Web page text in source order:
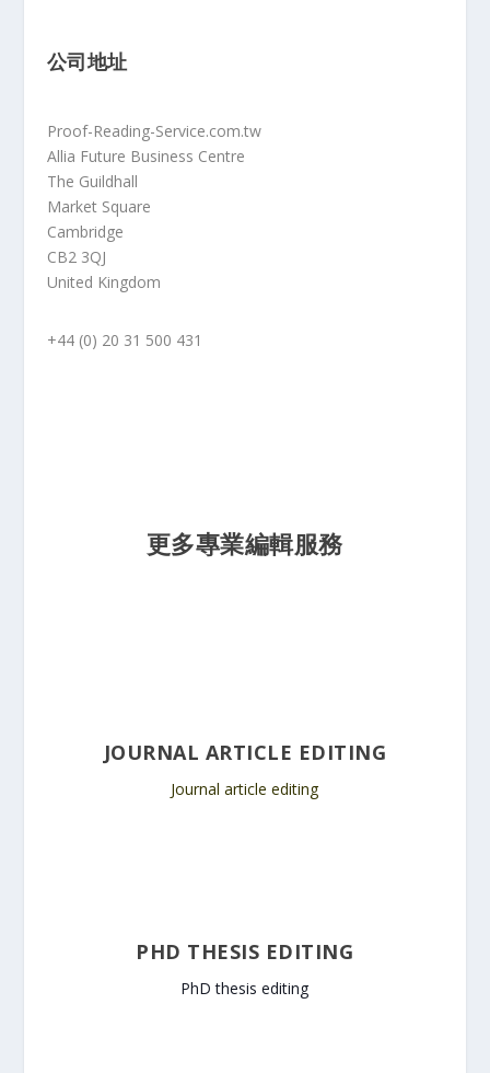
公司地址
Proof-Reading-Service.com.tw
Allia Future Business Centre
The Guildhall
Market Square
Cambridge
CB2 3QJ
United Kingdom
+44 (0) 20 31 500 431
更多專業編輯服務
JOURNAL ARTICLE EDITING
Journal article editing
PHD THESIS EDITING
PhD thesis editing